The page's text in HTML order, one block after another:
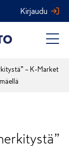
Kirjaudu
– K-Market